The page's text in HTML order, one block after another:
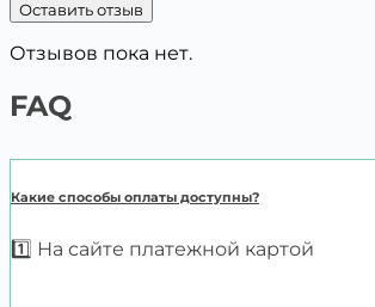
Оставить отзыв
Отзывов пока нет.
FAQ
Какие способы оплаты доступны?
1️⃣ На сайте платежной картой